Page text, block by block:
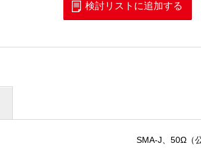
ニ
個
検討リストに追加する
SMA-J、50Ω（